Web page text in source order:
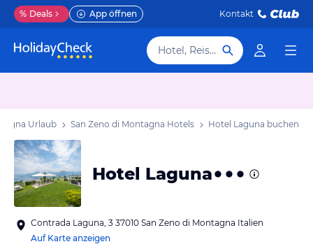
% Deals App öffnen Kontakt
Hotel, Reiseziel
Urlaub San Zeno di Montagna Hotels Hotel Laguna buchen
Hotel Laguna
Contrada Laguna, 3 37010 San Zeno di Montagna Italien
Auf Karte anzeigen